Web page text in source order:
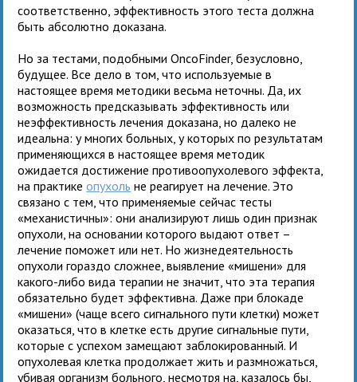
соответственно, эффективность этого теста должна
быть абсолютно доказана.
Но за тестами, подобными OncoFinder, безусловно,
будущее. Все дело в том, что используемые в
настоящее время методики весьма неточны. Да, их
возможность предсказывать эффективность или
неэффективность лечения доказана, но далеко не
идеальна: у многих больных, у которых по результатам
применяющихся в настоящее время методик
ожидается достижение противоопухолевого эффекта,
на практикеопухоль не реагирует на лечение. Это
связано с тем, что применяемые сейчас тесты
«механистичны»: они анализируют лишь один признак
опухоли, на основании которого выдают ответ –
лечение поможет или нет. Но жизнедеятельность
опухоли гораздо сложнее, выявление «мишени» для
какого-либо вида терапии не значит, что эта терапия
обязательно будет эффективна. Даже при блокаде
«мишени» (чаще всего сигнального пути клетки) может
оказаться, что в клетке есть другие сигнальные пути,
которые с успехом замещают заблокированный. И
опухолевая клетка продолжает жить и размножаться,
убивая организм больного, несмотря на, казалось бы,